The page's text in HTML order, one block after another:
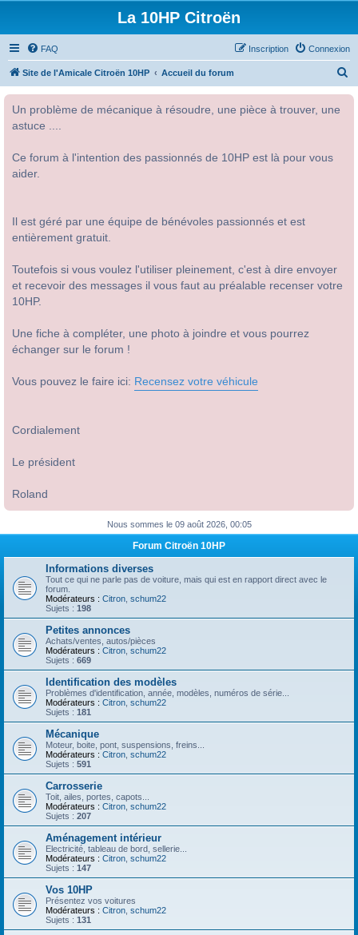
La 10HP Citroën
FAQ Connexion
Inscription
Site de l'Amicale Citroën 10HP Accueil du forum
Un problème de mécanique à résoudre, une pièce à trouver, une
astuce ....
Ce forum à l'intention des passionnés de 10HP est là pour vous
aider.
Il est géré par une équipe de bénévoles passionnés et est
entièrement gratuit.
Toutefois si vous voulez l'utiliser pleinement, c'est à dire envoyer
et recevoir des messages il vous faut au préalable recenser votre
10HP.
Une fiche à compléter, une photo à joindre et vous pourrez
échanger sur le forum !
Vous pouvez le faire ici: Recensez votre véhicule
Cordialement
Le président
Roland
Nous sommes le 09 août 2026, 00:05
Forum Citroën 10HP
Informations diverses
Tout ce qui ne parle pas de voiture, mais qui est en rapport direct avec le
forum.
Modérateurs : Citron schum22
Sujets : 198
Petites annonces
Achats/ventes, autos/pièces
Modérateurs : Citron schum22
Sujets : 669
Identification des modèles
Problèmes d'identification, année, modèles, numéros de série...
Modérateurs : Citron schum22
Sujets : 181
Mécanique
Moteur, boite, pont, suspensions, freins...
Modérateurs : Citron schum22
Sujets : 591
Carrosserie
Toit, ailes, portes, capots...
Modérateurs : Citron schum22
Sujets : 207
Aménagement intérieur
Electricité, tableau de bord, sellerie...
Modérateurs : Citron schum22
Sujets : 147
Vos 10HP
Présentez vos voitures
Modérateurs : Citron schum22
Sujets : 131